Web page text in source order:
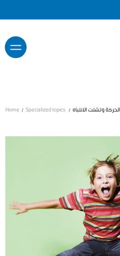
Home Specialized topics